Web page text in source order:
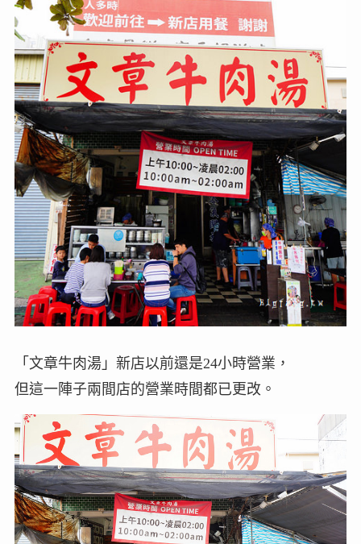
「文章牛肉湯」新店以前還是24小時營業，
但這一陣子兩間店的營業時間都已更改。